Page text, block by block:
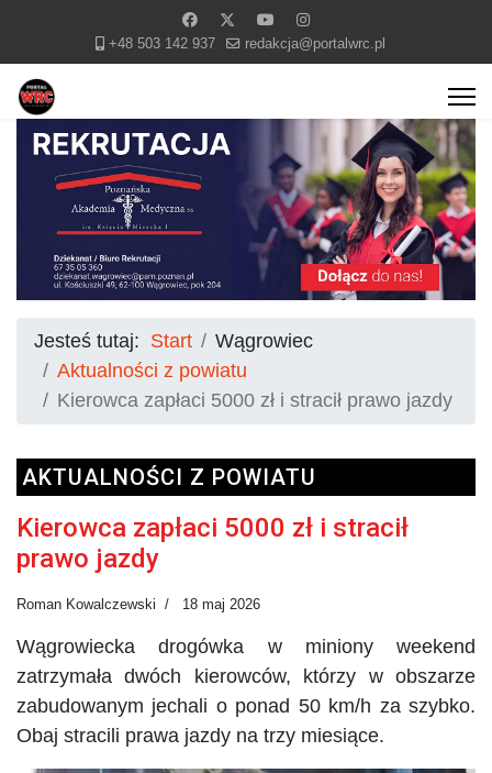
+48 503 142 937 redakcja@portalwrc.pl
Jesteś tutaj: Start
Wągrowiec
Aktualności z powiatu
Kierowca zapłaci 5000 zł i stracił prawo jazdy
AKTUALNOŚCI Z POWIATU
Kierowca zapłaci 5000 zł i stracił
prawo jazdy
Roman Kowalczewski 18 maj 2026
Wągrowiecka drogówka w miniony weekend
zatrzymała dwóch kierowców, którzy w obszarze
zabudowanym jechali o ponad 50 km/h za szybko.
Obaj stracili prawa jazdy na trzy miesiące.